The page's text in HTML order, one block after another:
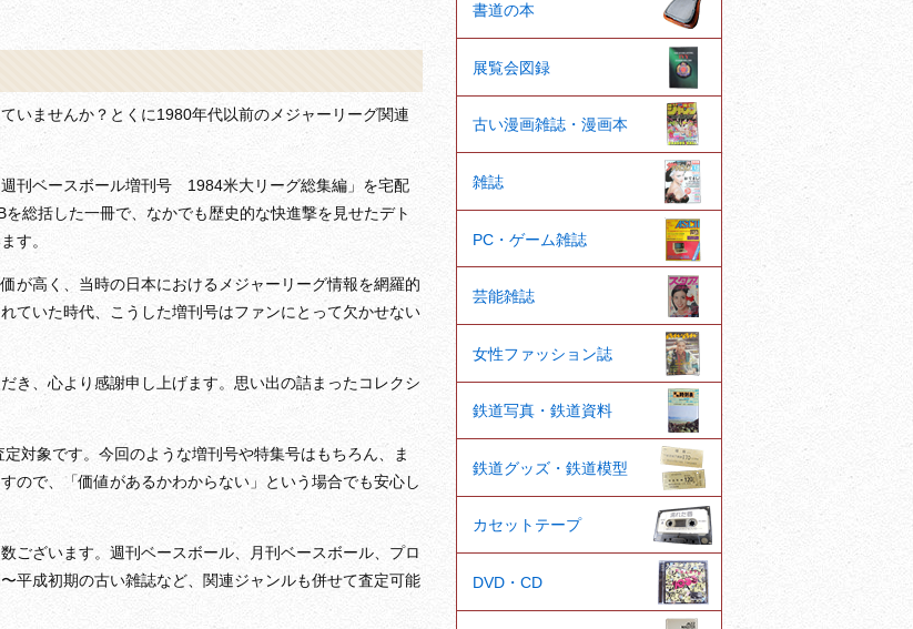
いませんか？とくに1980年代以前のメジャーリーグ関連
刊ベースボール増刊号 1984米大リーグ総集編」を宅配
総括した一冊で、なかでも歴史的な快進撃を見せたデト
す。
が高く、当時の日本におけるメジャーリーグ情報を網羅的
ていた時代、こうした増刊号はファンにとって欠かせない
き、心より感謝申し上げます。思い出の詰まったコレクシ
対象です。今回のような増刊号や特集号はもちろん、ま
ので、「価値があるかわからない」という場合でも安心し
ございます。週刊ベースボール、月刊ベースボール、プロ
平成初期の古い雑誌など、関連ジャンルも併せて査定可能
書道の本
展覧会図録
古い漫画雑誌・漫画本
雑誌
PC・ゲーム雑誌
芸能雑誌
女性ファッション誌
鉄道写真・鉄道資料
鉄道グッズ・鉄道模型
カセットテープ
DVD・CD